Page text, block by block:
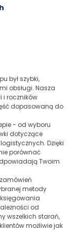
był szybki,
obsługi. Nasza
i roczników
dopasowaną do
- od wyboru
dotyczące
Dzięki
porównać
Twoim
metody
od
wszelkich starań,
możliwie jak